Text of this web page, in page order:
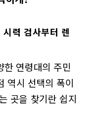
력 검사부터 렌
한 연령대의 주민
역시 선택의 폭이
곳을 찾기란 쉽지